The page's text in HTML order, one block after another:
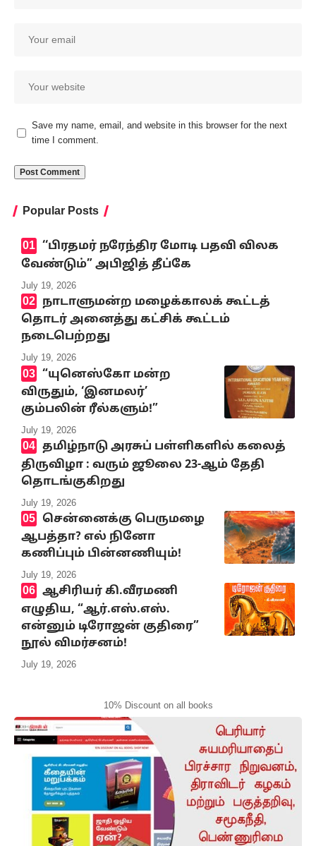
Save my name, email, and website in this browser for the next
time I comment.
Popular Posts
‘‘பிரதமர் நரேந்திர மோடி பதவி விலக
வேண்டும்” அபிஜித் தீப்கே
July 19, 2026
நாடாளுமன்ற மழைக்காலக் கூட்டத்
தொடர் அனைத்து கட்சிக் கூட்டம்
நடைபெற்றது
July 19, 2026
“யுனெஸ்கோ மன்ற
விருதும், ‘இனமலர்’
கும்பலின் ரீல்களும்!”
July 19, 2026
தமிழ்நாடு அரசுப் பள்ளிகளில் கலைத்
திருவிழா : வரும் ஜூலை 23-ஆம் தேதி
தொடங்குகிறது
July 19, 2026
சென்னைக்கு பெருமழை
ஆபத்தா? எல் நினோ
கணிப்பும் பின்னணியும்!
July 19, 2026
ஆசிரியர் கி.வீரமணி
எழுதிய, “ஆர்.எஸ்.எஸ்.
என்னும் டிரோஜன் குதிரை”
நூல் விமர்சனம்!
July 19, 2026
10% Discount on all books